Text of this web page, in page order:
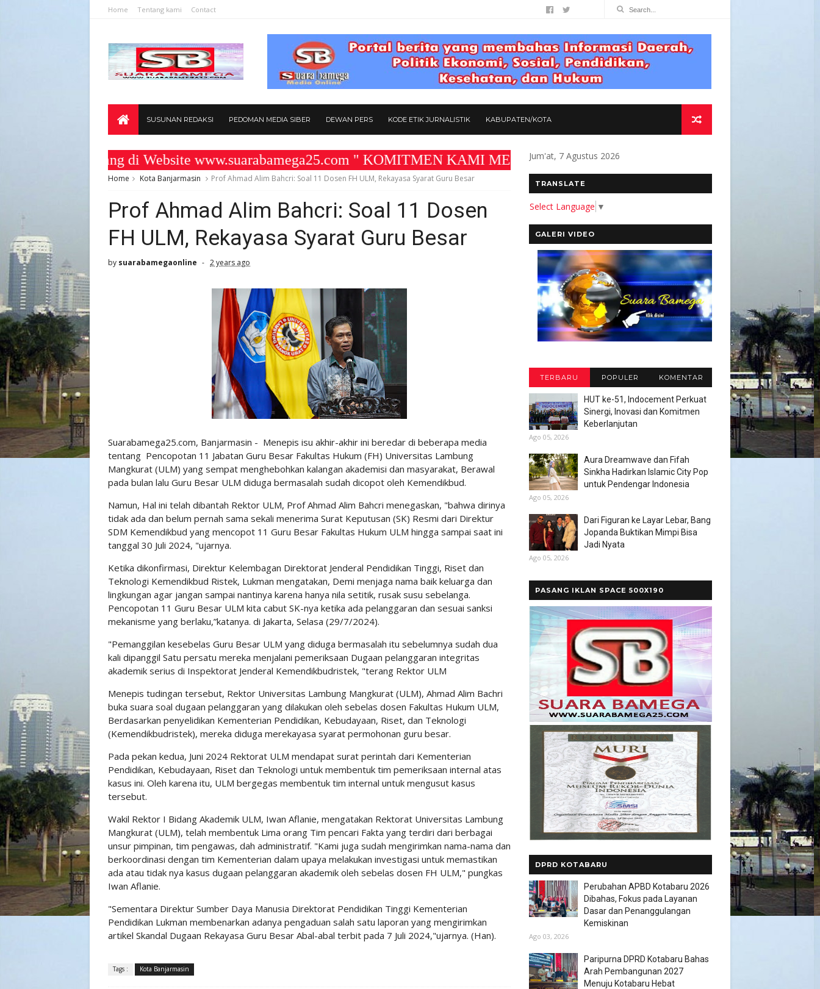
Home Tentang kami Contact
SUSUNAN REDAKSI PEDOMAN MEDIA SIBER DEWAN PERS KODE ETIK JURNALISTIK KABUPATEN/KOTA
Datang di Website www.suarabamega25.com " KOMITMEN KAMI MEMBANGUN MEDIA YANG AKURAT DAN
Home Kota Banjarmasin Prof Ahmad Alim Bahcri: Soal 11 Dosen FH ULM, Rekayasa Syarat Guru Besar
Prof Ahmad Alim Bahcri: Soal 11 Dosen
FH ULM, Rekayasa Syarat Guru Besar
by suarabamegaonline 2 years ago
Suarabamega25.com, Banjarmasin - Menepis isu akhir-akhir ini beredar di beberapa media
tentang Pencopotan 11 Jabatan Guru Besar Fakultas Hukum (FH) Universitas Lambung
Mangkurat (ULM) yang sempat menghebohkan kalangan akademisi dan masyarakat, Berawal
pada bulan lalu Guru Besar ULM diduga bermasalah sudah dicopot oleh Kemendikbud.
Namun, Hal ini telah dibantah Rektor ULM, Prof Ahmad Alim Bahcri menegaskan, "bahwa dirinya
tidak ada dan belum pernah sama sekali menerima Surat Keputusan (SK) Resmi dari Direktur
SDM Kemendikbud yang mencopot 11 Guru Besar Fakultas Hukum ULM hingga sampai saat ini
tanggal 30 Juli 2024, "ujarnya.
Ketika dikonfirmasi, Direktur Kelembagan Direktorat Jenderal Pendidikan Tinggi, Riset dan
Teknologi Kemendikbud Ristek, Lukman mengatakan, Demi menjaga nama baik keluarga dan
lingkungan agar jangan sampai nantinya karena hanya nila setitik, rusak susu sebelanga.
Pencopotan 11 Guru Besar ULM kita cabut SK-nya ketika ada pelanggaran dan sesuai sanksi
mekanisme yang berlaku,”katanya. di Jakarta, Selasa (29/7/2024).
"Pemanggilan kesebelas Guru Besar ULM yang diduga bermasalah itu sebelumnya sudah dua
kali dipanggil Satu persatu mereka menjalani pemeriksaan Dugaan pelanggaran integritas
akademik serius di Inspektorat Jenderal Kemendikbudristek, "terang Rektor ULM
Menepis tudingan tersebut, Rektor Universitas Lambung Mangkurat (ULM), Ahmad Alim Bachri
buka suara soal dugaan pelanggaran yang dilakukan oleh sebelas dosen Fakultas Hukum ULM,
Berdasarkan penyelidikan Kementerian Pendidikan, Kebudayaan, Riset, dan Teknologi
(Kemendikbudristek), mereka diduga merekayasa syarat permohonan guru besar.
Pada pekan kedua, Juni 2024 Rektorat ULM mendapat surat perintah dari Kementerian
Pendidikan, Kebudayaan, Riset dan Teknologi untuk membentuk tim pemeriksaan internal atas
kasus ini. Oleh karena itu, ULM bergegas membentuk tim internal untuk mengusut kasus
tersebut.
Wakil Rektor I Bidang Akademik ULM, Iwan Aflanie, mengatakan Rektorat Universitas Lambung
Mangkurat (ULM), telah membentuk Lima orang Tim pencari Fakta yang terdiri dari berbagai
unsur pimpinan, tim pengawas, dah administratif. "Kami juga sudah mengirimkan nama-nama dan
berkoordinasi dengan tim Kementerian dalam upaya melakukan investigasi untuk memastikan
ada atau tidak nya kasus dugaan pelanggaran akademik oleh sebelas dosen FH ULM," pungkas
Iwan Aflanie.
"Sementara Direktur Sumber Daya Manusia Direktorat Pendidikan Tinggi Kementerian
Pendidikan Lukman membenarkan adanya pengaduan salah satu laporan yang mengirimkan
artikel Skandal Dugaan Rekayasa Guru Besar Abal-abal terbit pada 7 Juli 2024,"ujarnya. (Han).
Tags : Kota Banjarmasin
Jum'at, 7 Agustus 2026
TRANSLATE
Select Language ▼
GALERI VIDEO
TERBARU POPULER KOMENTAR
HUT ke-51, Indocement Perkuat
Sinergi, Inovasi dan Komitmen
Keberlanjutan
Ago 05, 2026
Aura Dreamwave dan Fifah
Sinkha Hadirkan Islamic City Pop
untuk Pendengar Indonesia
Ago 05, 2026
Dari Figuran ke Layar Lebar, Bang
Jopanda Buktikan Mimpi Bisa
Jadi Nyata
Ago 05, 2026
PASANG IKLAN SPACE 500X190
DPRD KOTABARU
Perubahan APBD Kotabaru 2026
Dibahas, Fokus pada Layanan
Dasar dan Penanggulangan
Kemiskinan
Ago 03, 2026
Paripurna DPRD Kotabaru Bahas
Arah Pembangunan 2027
Menuju Kotabaru Hebat